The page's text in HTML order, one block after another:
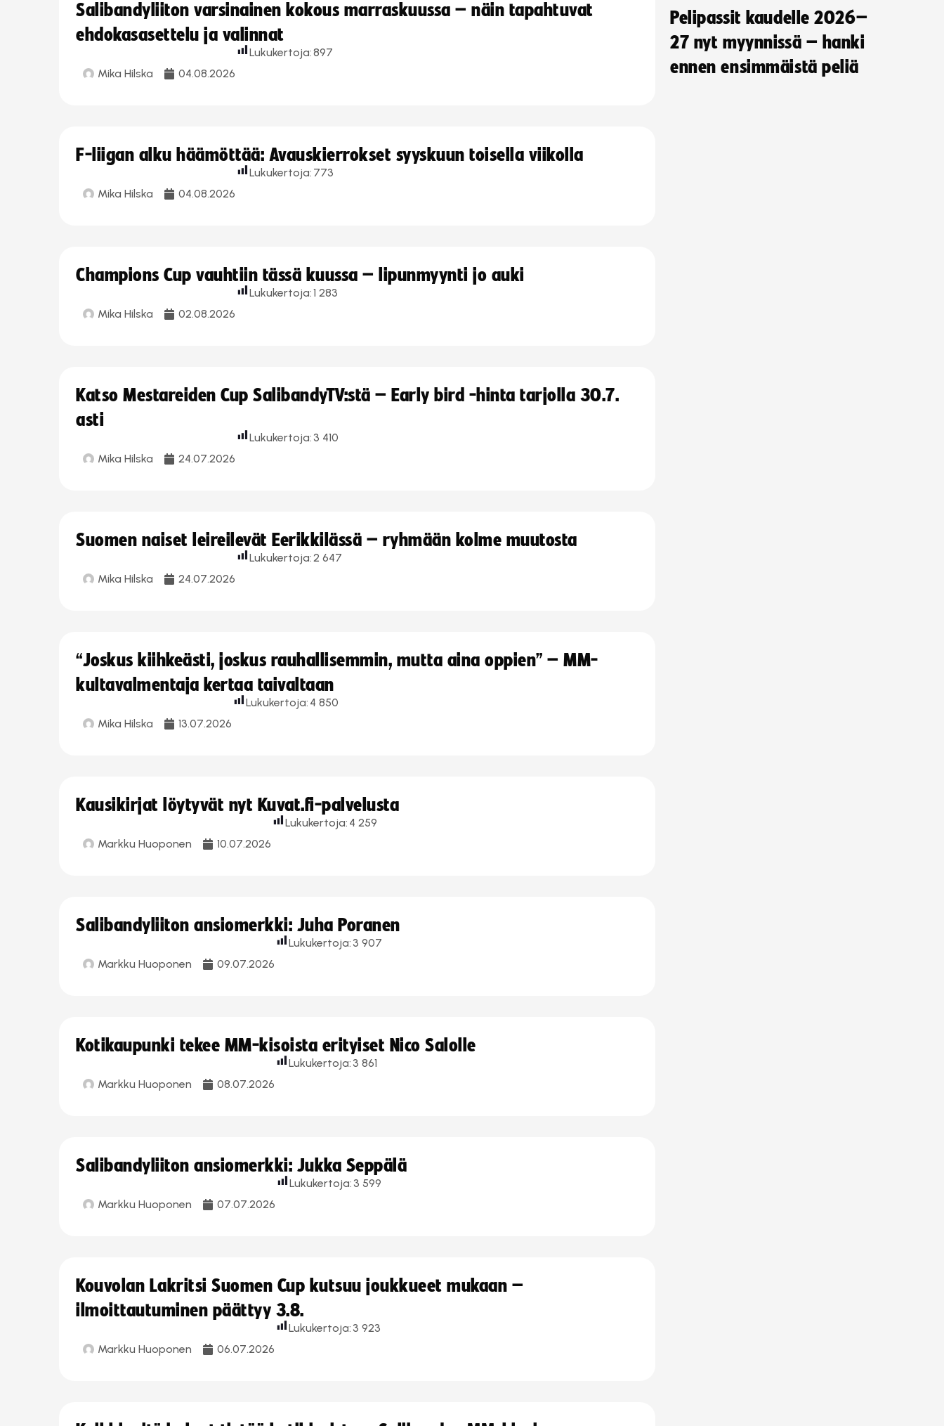
Salibandyliiton varsinainen kokous marraskuussa – näin tapahtuvat
ehdokasasettelu ja valinnat
Mika Hilska 04.08.2026
Lukukertoja:897
F-liigan alku häämöttää: Avauskierrokset syyskuun toisella viikolla
Mika Hilska 04.08.2026
Lukukertoja: 773
Champions Cup vauhtiin tässä kuussa – lipunmyynti jo auki
Mika Hilska 02.08.2026
Lukukertoja:1 283
Katso Mestareiden Cup SalibandyTV:stä – Early bird -hinta tarjolla 30.7.
asti
Mika Hilska 24.07.2026
Lukukertoja: 3 410
Suomen naiset leireilevät Eerikkilässä – ryhmään kolme muutosta
Mika Hilska 24.07.2026
Lukukertoja:2 647
“Joskus kiihkeästi, joskus rauhallisemmin, mutta aina oppien” – MM-
kultavalmentaja kertaa taivaltaan
Mika Hilska 13.07.2026
Lukukertoja: 4 850
Kausikirjat löytyvät nyt Kuvat.fi-palvelusta
Markku Huoponen 10.07.2026
Lukukertoja: 4 259
Salibandyliiton ansiomerkki: Juha Poranen
Markku Huoponen 09.07.2026
Lukukertoja: 3 907
Kotikaupunki tekee MM-kisoista erityiset Nico Salolle
Markku Huoponen 08.07.2026
Lukukertoja: 3 861
Salibandyliiton ansiomerkki: Jukka Seppälä
Markku Huoponen 07.07.2026
Lukukertoja: 3 599
Kouvolan Lakritsi Suomen Cup kutsuu joukkueet mukaan –
ilmoittautuminen päättyy 3.8.
Markku Huoponen 06.07.2026
Lukukertoja: 3 923
Pelipassit kaudelle 2026–
27 nyt myynnissä – hanki
ennen ensimmäistä peliä